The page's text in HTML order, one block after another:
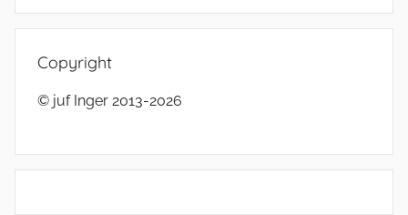
Copyright
© juf Inger 2013-2026